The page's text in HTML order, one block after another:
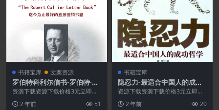
书籍宝库 文案资源
罗伯特科利尔信书-罗伯特·科
利尔.PDF
资源下载资源下载价格3元立即购
2 年前 51
书籍宝库
隐忍力-最适合中国人的成功
哲学.PDF
资源下载资源下载价格3元立即购
2 年前 20